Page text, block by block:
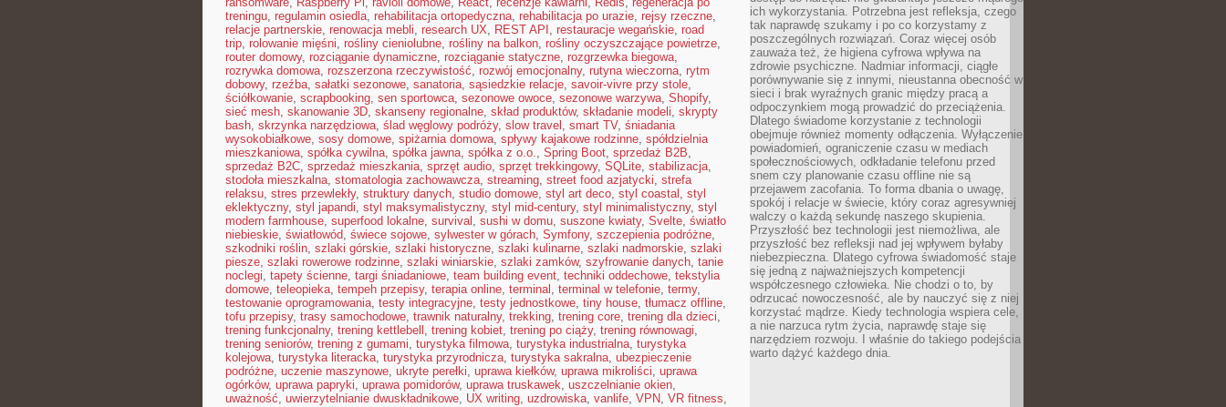
treningu, regulamin osiedla, rehabilitacja ortopedyczna, rehabilitacja po urazie, rejsy rzeczne,
relacje partnerskie, renowacja mebli, research UX, REST API , restauracje wegańskie, road
trip, rolowanie mięśni, rośliny cieniolubne, rośliny na balkon, rośliny oczyszczające powietrze,
router domowy, rozciąganie dynamiczne, rozciąganie statyczne, rozgrzewka biegowa,
rozrywka domowa, rozszerzona rzeczywistość, rozwój emocjonalny, rutyna wieczorna, rytm
dobowy, rzeźba, sałatki sezonowe, sanatoria, sąsiedzkie relacje, savoir-vivre przy stole,
ściółkowanie, scrapbooking, sen sportowca, sezonowe owoce, sezonowe warzywa, Shopify,
sieć mesh, skanowanie 3D, skanseny regionalne, skład produktów, składanie modeli, skrypty
bash, skrzynka narzędziowa, ślad węglowy podróży, slow travel , smart TV, śniadania
wysokobiałkowe, sosy domowe, spiżarnia domowa, spływy kajakowe rodzinne, spółdzielnia
mieszkaniowa, spółka cywilna, spółka jawna, spółka z o.o., Spring Boot, sprzedaż B2B,
sprzedaż B2C, sprzedaż mieszkania, sprzęt audio, sprzęt trekkingowy, SQLite, stabilizacja,
stodoła mieszkalna, stomatologia zachowawcza, streaming, street food azjatycki, strefa
relaksu, stres przewlekły, struktury danych, studio domowe, styl art deco, styl coastal , styl
eklektyczny, styl japandi, styl maksymalistyczny, styl mid-century, styl minimalistyczny, styl
modern farmhouse, superfood lokalne, survival , sushi w domu, suszone kwiaty, Svelte, światło
niebieskie, światłowód, świece sojowe, sylwester w górach, Symfony, szczepienia podróżne,
szkodniki roślin, szlaki górskie, szlaki historyczne, szlaki kulinarne, szlaki nadmorskie, szlaki
piesze, szlaki rowerowe rodzinne, szlaki winiarskie, szlaki zamków, szyfrowanie danych, tanie
noclegi, tapety ścienne, targi śniadaniowe, team building event, techniki oddechowe, tekstylia
domowe, teleopieka, tempeh przepisy, terapia online, terminal , terminal w telefonie, termy,
testowanie oprogramowania, testy integracyjne, testy jednostkowe, tiny house, tłumacz offline,
tofu przepisy, trasy samochodowe, trawnik naturalny, trekking, trening core, trening dla dzieci,
trening funkcjonalny, trening kettlebell , trening kobiet, trening po ciąży, trening równowagi,
trening seniorów, trening z gumami, turystyka filmowa, turystyka industrialna, turystyka
kolejowa, turystyka literacka, turystyka przyrodnicza, turystyka sakralna, ubezpieczenie
podróżne, uczenie maszynowe, ukryte perełki, uprawa kiełków, uprawa mikroliści, uprawa
ogórków, uprawa papryki, uprawa pomidorów, uprawa truskawek, uszczelnianie okien,
uważność, uwierzytelnianie dwuskładnikowe, UX writing, uzdrowiska, vanlife, VPN, VR fitness,
ich wykorzystania. Potrzebna jest refleksja, czego
tak naprawdę szukamy i po co korzystamy z
poszczególnych rozwiązań. Coraz więcej osób
zauważa też, że higiena cyfrowa wpływa na
zdrowie psychiczne. Nadmiar informacji, ciągłe
porównywanie się z innymi, nieustanna obecność w
sieci i brak wyraźnych granic między pracą a
odpoczynkiem mogą prowadzić do przeciążenia.
Dlatego świadome korzystanie z technologii
obejmuje również momenty odłączenia. Wyłączenie
powiadomień, ograniczenie czasu w mediach
społecznościowych, odkładanie telefonu przed
snem czy planowanie czasu offline nie są
przejawem zacofania. To forma dbania o uwagę,
spokój i relacje w świecie, który coraz agresywniej
walczy o każdą sekundę naszego skupienia.
Przyszłość bez technologii jest niemożliwa, ale
przyszłość bez refleksji nad jej wpływem byłaby
niebezpieczna. Dlatego cyfrowa świadomość staje
się jedną z najważniejszych kompetencji
współczesnego człowieka. Nie chodzi o to, by
odrzucać nowoczesność, ale by nauczyć się z niej
korzystać mądrze. Kiedy technologia wspiera cele,
a nie narzuca rytm życia, naprawdę staje się
narzędziem rozwoju. I właśnie do takiego podejścia
warto dążyć każdego dnia.